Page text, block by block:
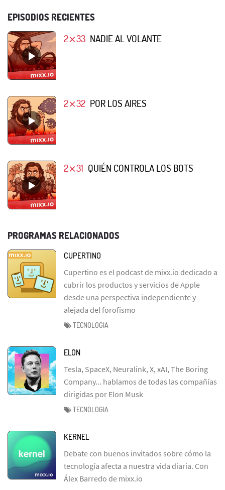
EPISODIOS RECIENTES
2⨯33 NADIE AL VOLANTE
2⨯32 POR LOS AIRES
2⨯31 QUIÉN CONTROLA LOS BOTS
PROGRAMAS RELACIONADOS
CUPERTINO
Cupertino es el podcast de mixx.io dedicado a
cubrir los productos y servicios de Apple
desde una perspectiva independiente y
alejada del forofismo
TECNOLOGIA
ELON
Tesla, SpaceX, Neuralink, X, xAI, The Boring
Company... hablamos de todas las compañías
dirigidas por Elon Musk
TECNOLOGIA
KERNEL
Debate con buenos invitados sobre cómo la
tecnología afecta a nuestra vida diaria. Con
Álex Barredo de mixx.io